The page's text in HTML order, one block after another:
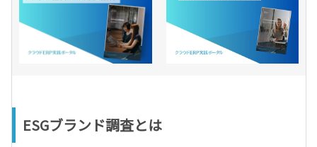
ESGブランド調査とは